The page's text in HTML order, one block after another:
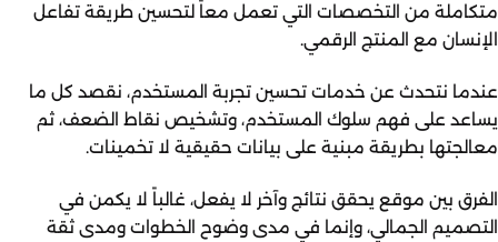
متكاملة من التخصصات التي تعمل معاً لتحسين طريقة تفاعل
الإنسان مع المنتج الرقمي.
عندما نتحدث عن خدمات تحسين تجربة المستخدم، نقصد كل ما
يساعد على فهم سلوك المستخدم، وتشخيص نقاط الضعف، ثم
معالجتها بطريقة مبنية على بيانات حقيقية لا تخمينات.
الفرق بين موقع يحقق نتائج وآخر لا يفعل، غالباً لا يكمن في
التصميم الجمالي، وإنما في مدى وضوح الخطوات ومدى ثقة